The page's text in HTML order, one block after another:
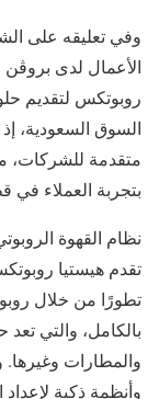
وفي تعليقه على
الأعمال لدى بروڤن
روبوتكس لتقديم
السوق السعودية،
متقدمة للشركات، من
بتجربة العملاء في
نظام القهوة
تقدم هيستيا
تطورًا من خلال
بالكامل، والتي
والمطارات وغيرها.
وأنظمة ذكية